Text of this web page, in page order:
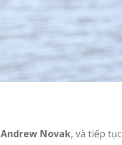
Andrew Novak, và tiếp